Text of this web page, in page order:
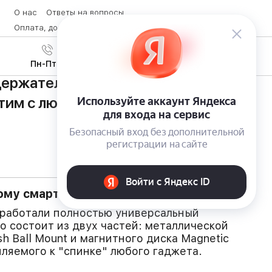
О нас
Ответы на вопросы
Оплата, доставка и возврат товара
Контакты
8 (800) 600-28-07
Пн-Пт с 9:00 до 19:00
Steelie Car Mount Kit от
с любым мобильным
смартфону
полностью универсальный
состоит из двух частей: металлической
Ball Mount и магнитного диска Magnetic
к "спинке" любого гаджета.